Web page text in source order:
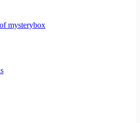
mysterybox